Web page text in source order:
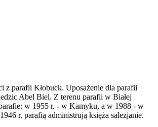
z parafii Kłobuck. Uposażenie dla parafii
Abel Biel. Z terenu parafii w Białej
w 1955 r. - w Kamyku, a w 1988 - w
r. parafią administrują księża salezjanie.